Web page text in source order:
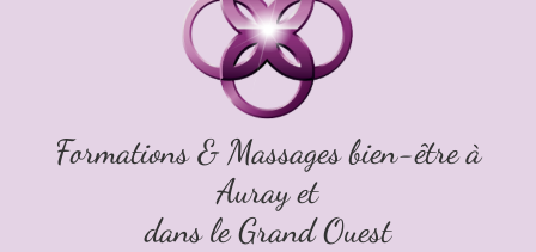
Formations & Massages bien-être à
Auray et
dans le Grand Ouest